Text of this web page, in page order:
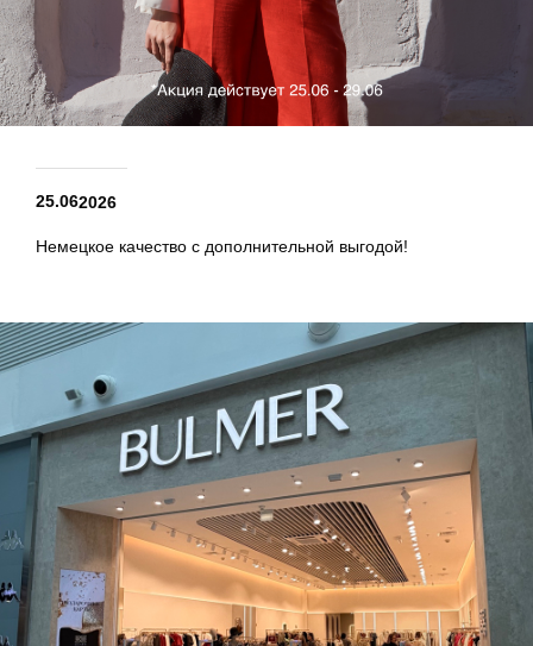
25.062026
Немецкое качество с дополнительной выгодой!